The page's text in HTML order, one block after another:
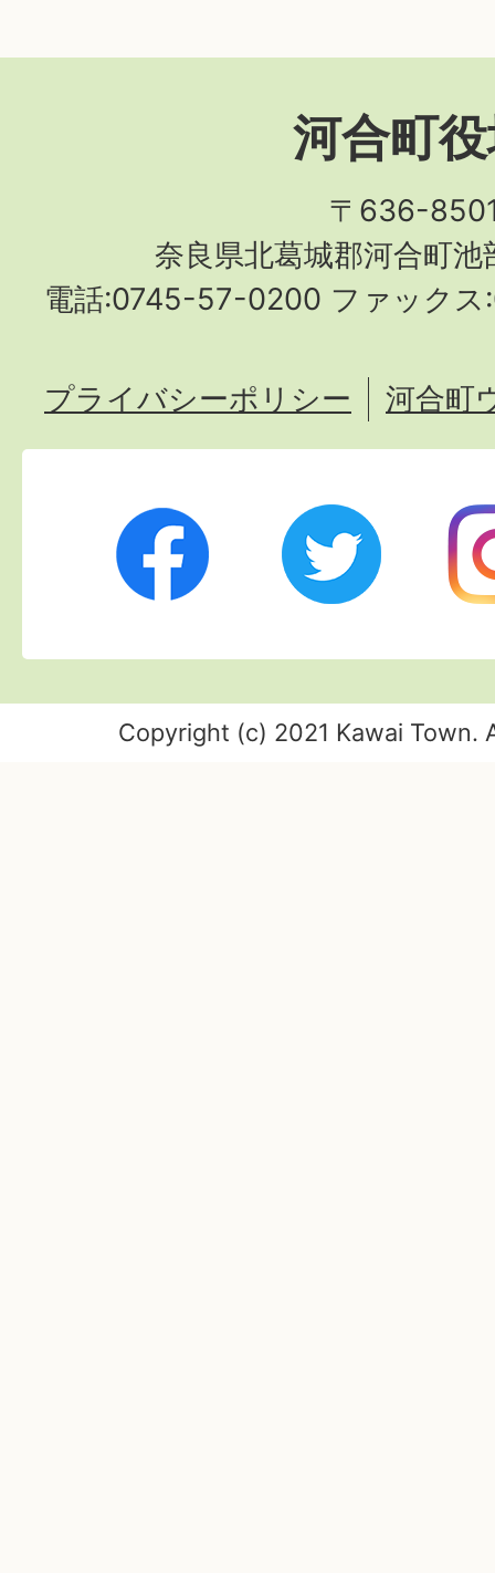
河合町
〒636-
奈良県北葛城郡河合町池
電話:0745-57-0200 ファック
Facebook Twitter
プライバシーポリシー 河合町
Copyright (c) 2021 Kawai Town.